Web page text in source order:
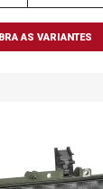
AS VARIANTES